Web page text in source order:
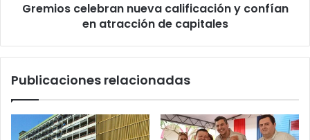
Gremios celebran nueva calificación y confían
en atracción de capitales
Publicaciones relacionadas